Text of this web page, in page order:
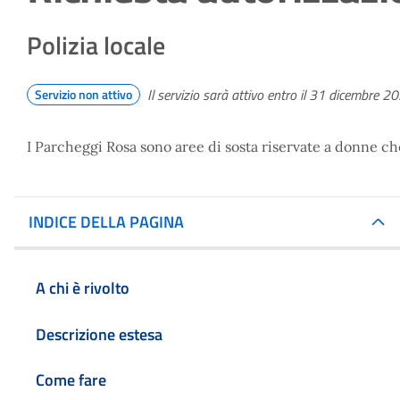
Polizia locale
Servizio non attivo Il servizio sarà attivo entro il 31 dicembre
I Parcheggi Rosa sono aree di sosta riservate a
INDICE DELLA PAGINA
A chi è rivolto
Descrizione estesa
Come fare